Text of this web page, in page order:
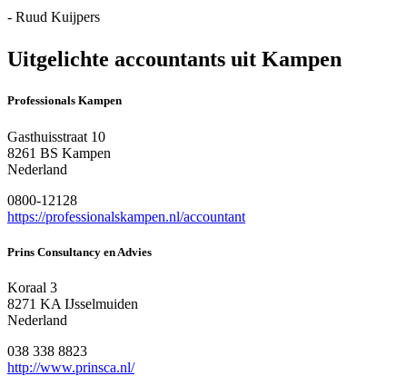
- Ruud Kuijpers
Uitgelichte accountants uit Kampen
Professionals Kampen
Gasthuisstraat 10
8261 BS Kampen
Nederland
0800-12128
https://professionalskampen.nl/accountant
Prins Consultancy en Advies
Koraal 3
8271 KA IJsselmuiden
Nederland
038 338 8823
http://www.prinsca.nl/